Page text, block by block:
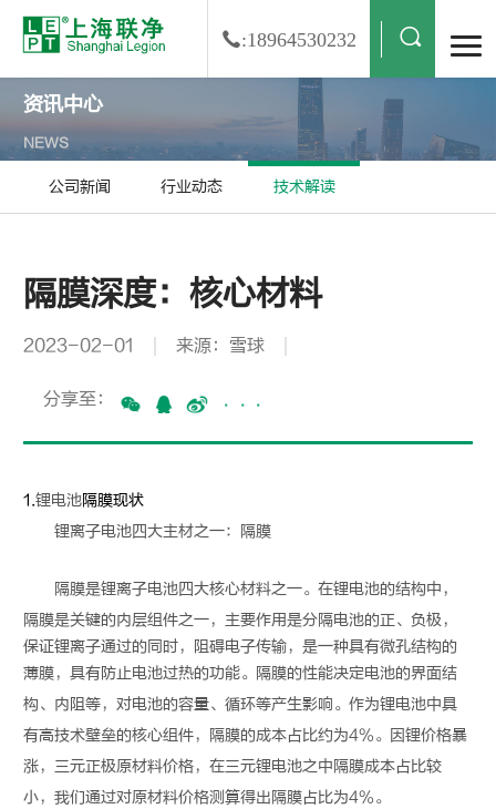
:18964530232
资讯中心
NEWS
公司新闻 行业动态 技术解读
隔膜深度：核心材料
2023-02-01 来源：雪球
分享至： ···
1.锂电池隔膜现状
锂离子电池四大主材之一：隔膜
隔膜是锂离子电池四大核心材料之一。在锂电池的结构中，
隔膜是关键的内层组件之一，主要作用是分隔电池的正、负极，
保证锂离子通过的同时，阻碍电子传输，是一种具有微孔结构的
薄膜，具有防止电池过热的功能。隔膜的性能决定电池的界面结
构、内阻等，对电池的容量、循环等产生影响。作为锂电池中具
有高技术壁垒的核心组件，隔膜的成本占比约为4%。因锂价格暴
涨，三元正极原材料价格，在三元锂电池之中隔膜成本占比较
小，我们通过对原材料价格测算得出隔膜占比为4%。